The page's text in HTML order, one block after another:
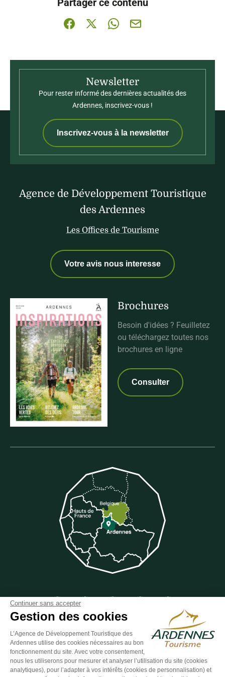
Partager sur Facebook (nouvelle fenêtre)
Partager sur X / Twitter (nouvelle
Partager sur WhatsApp
Partager par mail
Newsletter
Pour rester informé des dernières actualités des
Ardennes, inscrivez-vous !
Inscrivez-vous à la newsletter
Agence de Développement Touristique
des Ardennes
Les Offices de Tourisme
Votre avis nous interesse
Brochures
Besoin d'idées ? Feuilletez
ou téléchargez toutes nos
brochures en ligne
Consulter
Suivez-nous sur Facebook
ESPACE GROUPES ESPACE PRESSE ESPACE PRO
Plan du site-Politique de confidentialité -Mentions légales -
Éditer mes cookies - Made with byIRIS Interactive
Continuer sans accepter
Gestion des cookies
L’Agence de Développement Touristique des
Ardennes utilise des cookies nécessaires au bon
fonctionnement du site. Avec votre consentement,
nous les utiliserons pour mesurer et analyser l’utilisation du site (cookies
analytiques), pour l’adapter à vos intérêts (cookies de personnalisation) et